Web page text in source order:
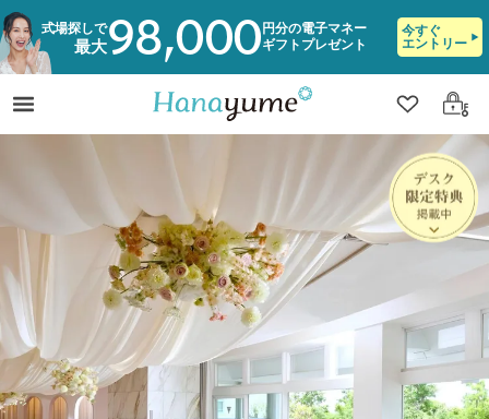
式場探しで
最大98,000 円分の電子マネー
ギフトプレゼント
今すぐ
エントリー
クリップ
ログ